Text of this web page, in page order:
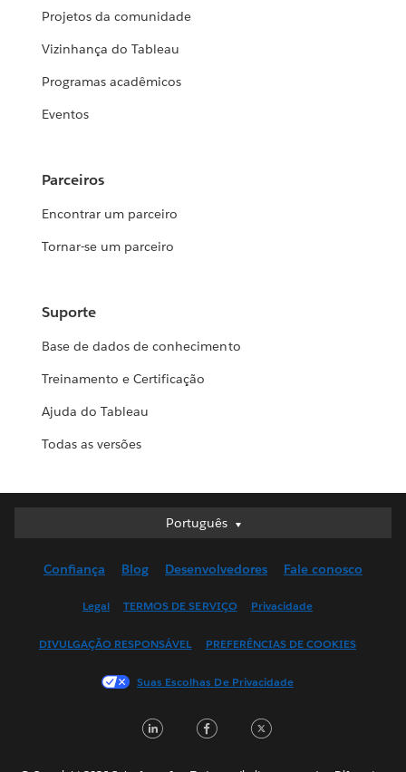
Projetos da comunidade
Vizinhança do Tableau
Programas acadêmicos
Eventos
Parceiros
Encontrar um parceiro
Tornar-se um parceiro
Suporte
Base de dados de conhecimento
Treinamento e Certificação
Ajuda do Tableau
Todas as versões
Português
Português
English (UK)
Français (Canada)
日本語
Confiança Blog Desenvolvedores Fale conosco
Legal TERMOS DE SERVIÇO Privacidade
DIVULGAÇÃO RESPONSÁVEL PREFERÊNCIAS DE COOKIES
Suas Escolhas De Privacidade
LinkedInFacebook